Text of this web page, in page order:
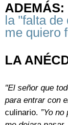
ADEMÁS:
la "falta de
me quiero
LA
"El señor que
para entrar con
culinario. ”Yo